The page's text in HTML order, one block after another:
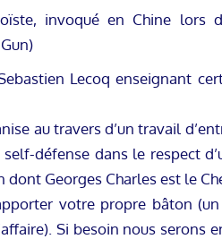
invoqué en Chine lors
Lecoq enseignant
au travers d’un travail
défense dans le respect
dont Georges Charles est le
votre propre bâton
Si besoin nous serons